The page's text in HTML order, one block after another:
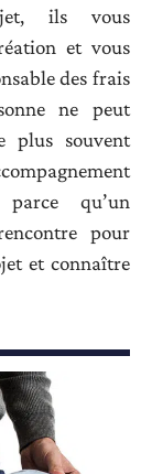
ils vous
et vous
des frais
ne peut
plus souvent
qu’un
pour
et connaître